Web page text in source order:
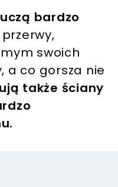
bardzo
przerwy,
swoich
a co gorsza nie
także ściany